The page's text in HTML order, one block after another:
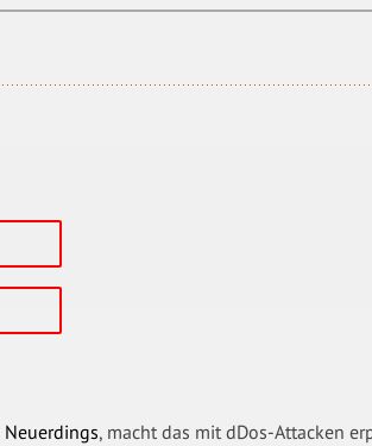
Neuerdings, macht das mit dDos-Attacken